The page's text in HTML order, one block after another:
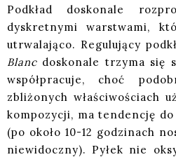
Podkład doskonale
dyskretnymi warstwami,
utrwalająco. Regulujący
Blanc doskonale trzyma się
współpracuje, choć
zbliżonych właściwościach
kompozycji, ma tendencję
(po około 10-12 godzinach
niewidoczny). Pyłek nie